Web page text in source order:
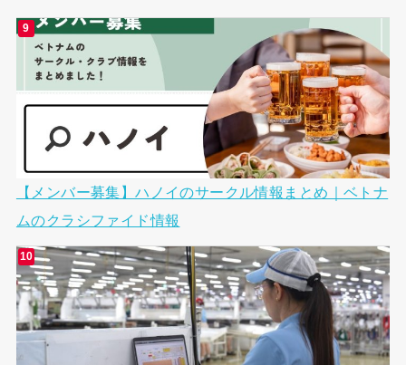
【メンバー募集】ハノイのサークル情報まとめ｜ベトナ
ムのクラシファイド情報